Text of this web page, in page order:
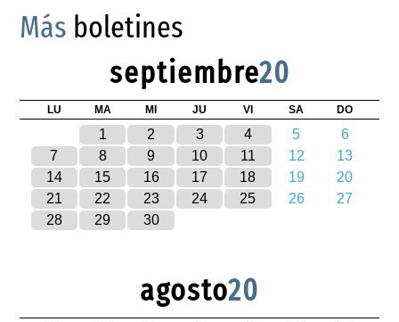
Más boletines
septiembre20
LU MA MI JU VI SA DO
1 2 3 4 5
6
7
8 9 10 11 12
13
14
15 16 17 18 19
20
21
22 23 24 25 26
27
28
29 30
agosto20